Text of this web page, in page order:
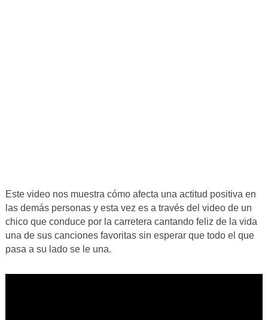
Este video nos muestra cómo afecta una actitud positiva en
las demás personas y esta vez es a través del video de un
chico que conduce por la carretera cantando feliz de la vida
una de sus canciones favoritas sin esperar que todo el que
pasa a su lado se le una.